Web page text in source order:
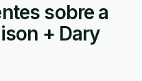
sobre a
+ Dary